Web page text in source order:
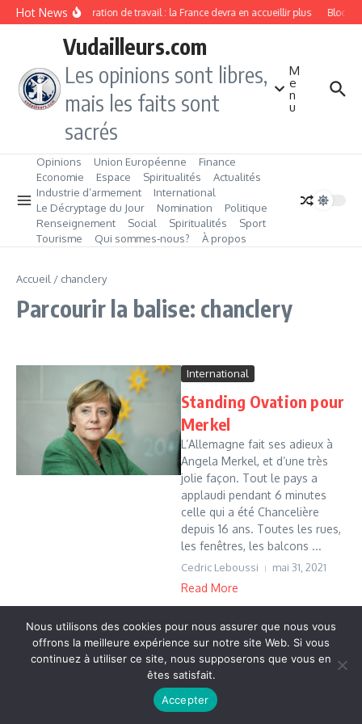
Aller au contenu
Hot NewsImmigration de travail : la France devra en accueillir plus
Vudailleurs.com
Les opinions sont libres,
mais les faits sont
sacrés
M
e
n
u
Opinions Union Européenne
Finance
Economie
Espace Spiritualités
Actualités
Industrie d’armement
International
Le Décryptage du Jour
Nomination
Politique
Renseignement
Social Spiritualités
Sport
Tourisme
Qui sommes‑nous? À propos
Accueil / chanclery
Parcourir la balise: chanclery
International
Standing Ovation pour
Merkel
L’Allemagne fait ses adieux à
Angela Merkel, et d’une très
jolie façon. Tout le pays a
applaudi pendant 6 minutes
celle qui a été Chancelière
depuis 16 ans. Toutes les rues,
les fenêtres, les balcons ...
Cedric Leboussi mai 31, 2021
Read More
Copyright © 2026 Vudailleurs.com | Réalisé par Magazine
d'actualités X
Nous utilisons des cookies pour nous assurer que nous vous
offrons la meilleure expérience sur notre site Web. Si vous
continuez à utiliser ce site, nous supposerons que vous en
êtes satisfait.
Accepter